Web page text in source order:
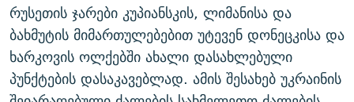
რუსეთის ჯარები კუპიანსკის, ლიმანისა და
ბახმუტის მიმართულებებით უტევენ დონეცკისა და
ხარკოვის ოლქებში ახალი დასახლებული
პუნქტების დასაკავებლად. ამის შესახებ უკრაინის